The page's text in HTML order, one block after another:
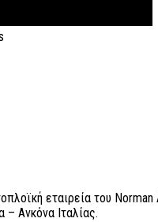
εταιρεία του
– Ανκόνα Ιταλίας.